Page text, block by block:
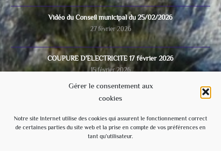
Gérer le consentement aux
cookies
Notre site Internet utilise des cookies qui assurent le fonctionnement correct
de certaines parties du site web et la prise en compte de vos préférences en
tant qu’utilisateur.
Vidéo du Conseil municipal du 25/02/2026
27 février 2026
COUPURE D’ELECTRICITE 17 février 2026
15 février 2026
Video du conseil municipal du 28/11/2025
Ecole